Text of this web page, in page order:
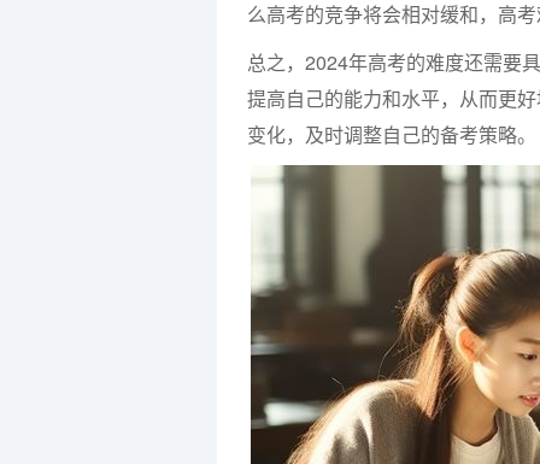
么高考的竞争将会相对缓和，高
总之，2024年高考的难度还需要
提高自己的能力和水平，从而更
变化，及时调整自己的备考策略。